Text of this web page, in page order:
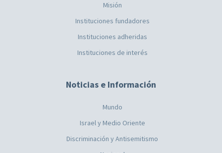
Misión
Instituciones fundadores
Instituciones adheridas
Instituciones de interés
Noticias e Información
Mundo
Israel y Medio Oriente
Discriminación y Antisemitismo